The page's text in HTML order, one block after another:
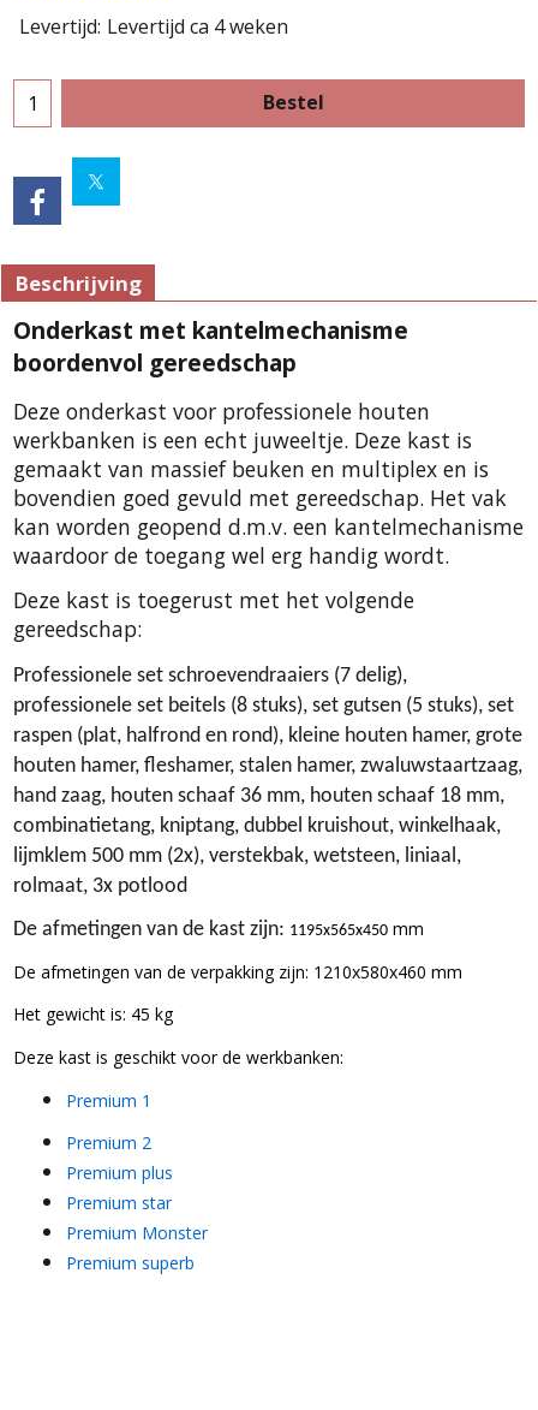
Levertijd: Levertijd ca 4 weken
Bestel
Beschrijving
Onderkast met kantelmechanisme
boordenvol gereedschap
Deze onderkast voor professionele houten
werkbanken is een echt juweeltje. Deze kast is
gemaakt van massief beuken en multiplex en is
bovendien goed gevuld met gereedschap. Het vak
kan worden geopend d.m.v. een kantelmechanisme
waardoor de toegang wel erg handig wordt.
Deze kast is toegerust met het volgende
gereedschap:
Professionele set schroevendraaiers (7 delig),
professionele set beitels (8 stuks), set gutsen (5 stuks), set
raspen (plat, halfrond en rond), kleine houten hamer, grote
houten hamer, fleshamer, stalen hamer, zwaluwstaartzaag,
hand zaag, houten schaaf 36 mm, houten schaaf 18 mm,
combinatietang, kniptang, dubbel kruishout, winkelhaak,
lijmklem 500 mm (2x), verstekbak, wetsteen, liniaal,
rolmaat, 3x potlood
De afmetingen van de kast zijn: 1195x565x450 mm
De afmetingen van de verpakking zijn: 1210x580x460 mm
Het gewicht is: 45 kg
Deze kast is geschikt voor de werkbanken:
Premium 1
Premium 2
Premium plus
Premium star
Premium Monster
Premium superb